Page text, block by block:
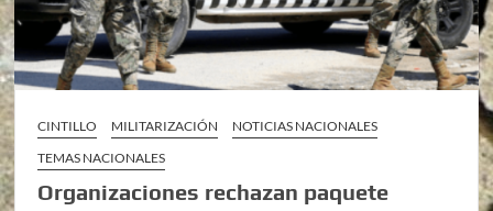
CINTILLO MILITARIZACIÓN
NOTICIAS NACIONALES
TEMAS NACIONALES
Organizaciones rechazan paquete